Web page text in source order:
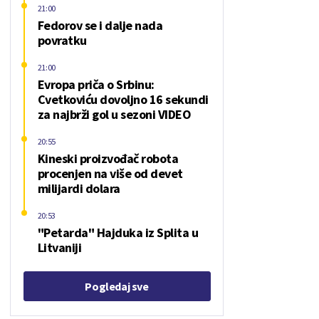
Fedorov se i dalje nada
povratku
21:00
Evropa priča o Srbinu:
Cvetkoviću dovoljno 16 sekundi
za najbrži gol u sezoni VIDEO
21:00
Kineski proizvođač robota
procenjen na više od devet
milijardi dolara
20:55
"Petarda" Hajduka iz Splita u
Litvaniji
20:53
Pogledaj sve